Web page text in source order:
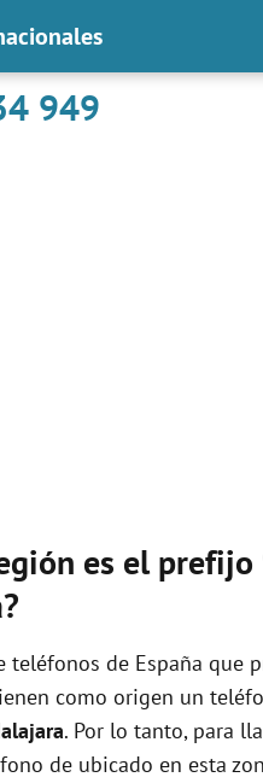
949
es el
teléfonos de España que
como origen un
. Por lo tanto, para
de ubicado en esta